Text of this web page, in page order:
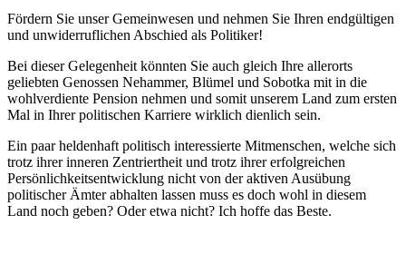
Fördern Sie unser Gemeinwesen und nehmen Sie Ihren endgültigen
und unwiderruflichen Abschied als Politiker!
Bei dieser Gelegenheit könnten Sie auch gleich Ihre allerorts
geliebten Genossen Nehammer, Blümel und Sobotka mit in die
wohlverdiente Pension nehmen und somit unserem Land zum ersten
Mal in Ihrer politischen Karriere wirklich dienlich sein.
Ein paar heldenhaft politisch interessierte Mitmenschen, welche sich
trotz ihrer inneren Zentriertheit und trotz ihrer erfolgreichen
Persönlichkeitsentwicklung nicht von der aktiven Ausübung
politischer Ämter abhalten lassen muss es doch wohl in diesem
Land noch geben? Oder etwa nicht? Ich hoffe das Beste.